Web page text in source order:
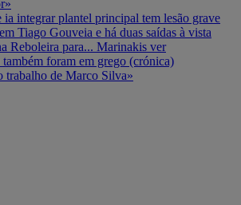
integrar plantel principal tem lesão grave
Tiago Gouveia e há duas saídas à vista
Reboleira para... Marinakis ver
foram em grego (crónica)
trabalho de Marco Silva»